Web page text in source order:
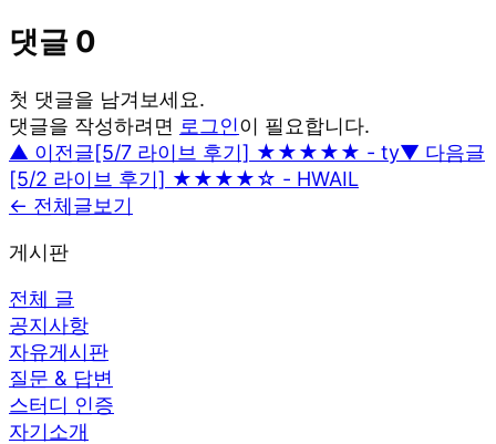
댓글 0
첫 댓글을 남겨보세요.
댓글을 작성하려면 로그인이 필요합니다.
▲ 이전글[5/7 라이브 후기] ★★★★★ - ty▼ 다음글
[5/2 라이브 후기] ★★★★☆ - HWAIL
← 전체글보기
게시판
전체 글
공지사항
자유게시판
질문 & 답변
스터디 인증
자기소개